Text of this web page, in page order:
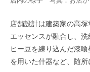
店舗設計は建築家の高
エッセンスが融合し、
ヒー豆を練り込んだ漆
を用いた什器など、随所